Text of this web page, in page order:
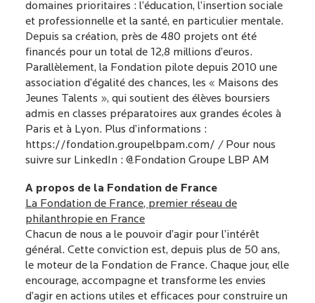
domaines prioritaires : l’éducation, l’insertion sociale
et professionnelle et la santé, en particulier mentale.
Depuis sa création, près de 480 projets ont été
financés pour un total de 12,8 millions d’euros.
Parallèlement, la Fondation pilote depuis 2010 une
association d’égalité des chances, les « Maisons des
Jeunes Talents », qui soutient des élèves boursiers
admis en classes préparatoires aux grandes écoles à
Paris et à Lyon. Plus d’informations :
https://fondation.groupelbpam.com/ / Pour nous
suivre sur LinkedIn : @Fondation Groupe LBP AM
A propos de la Fondation de France
La Fondation de France, premier réseau de
philanthropie en France
Chacun de nous a le pouvoir d’agir pour l’intérêt
général. Cette conviction est, depuis plus de 50 ans,
le moteur de la Fondation de France. Chaque jour, elle
encourage, accompagne et transforme les envies
d’agir en actions utiles et efficaces pour construire un